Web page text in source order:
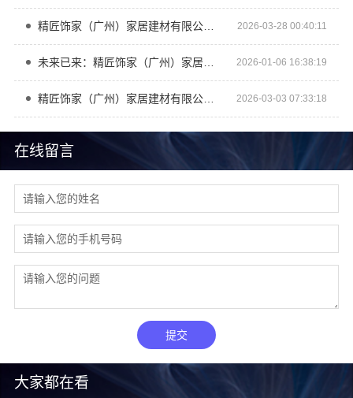
大家都在看
在线留言
提交
精匠饰家（广州）家居建材有限公司：精工细作 饰家典范 2026-03-28 00:40:11
未来已来：精匠饰家（广州）家居建材有限公司探索科技与家的融合 2026-01-06 16:38:19
精匠饰家（广州）家居建材有限公司 匠心工艺打造理想家 2026-03-03 07:33:18